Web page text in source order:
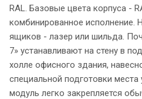
RAL. Базовые цвета корпуса -
комбинированное исполнение.
ящиков - лазер или шильда.
7» устанавливают на стену в
холле офисного здания,
специальной подготовки места
модуль легко закрепляется